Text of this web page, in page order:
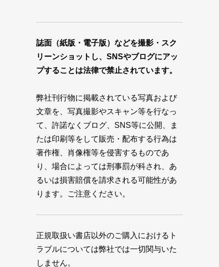
誌面（紙版・電子版）などを撮影・スク
リーンショットし、SNSやブログにアッ
プすることは法律で禁止されています。
弊社刊行物に掲載されている写真および
文章を、写真撮影やスキャン等を行なっ
て、許諾なくブログ、SNS等に公開、ま
たは印刷等をして販売・配布する行為は
著作権、肖像権等を侵害するものであ
り、場合によっては刑事罰が科され、あ
るいは損害賠償を請求される可能性があ
ります。ご注意ください。
正規取扱い書店以外のご購入におけるト
ラブルについては弊社では一切関与いた
しません。